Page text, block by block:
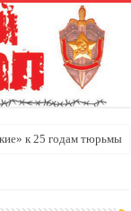
к 25 годам тюрьмы